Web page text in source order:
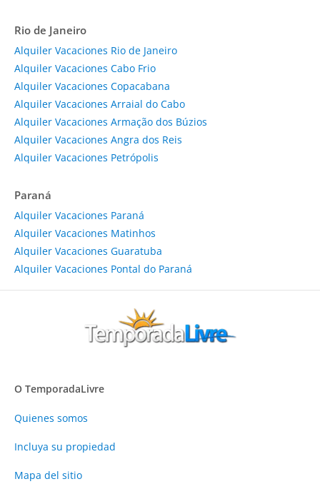
Rio de Janeiro
Alquiler Vacaciones Rio de Janeiro
Alquiler Vacaciones Cabo Frio
Alquiler Vacaciones Copacabana
Alquiler Vacaciones Arraial do Cabo
Alquiler Vacaciones Armação dos Búzios
Alquiler Vacaciones Angra dos Reis
Alquiler Vacaciones Petrópolis
Paraná
Alquiler Vacaciones Paraná
Alquiler Vacaciones Matinhos
Alquiler Vacaciones Guaratuba
Alquiler Vacaciones Pontal do Paraná
O TemporadaLivre
Quienes somos
Incluya su propiedad
Mapa del sitio